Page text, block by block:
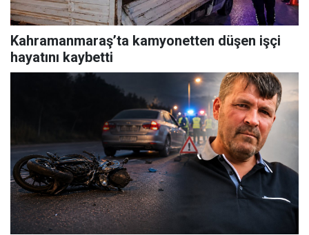
Kahramanmaraş’ta kamyonetten düşen işçi
hayatını kaybetti